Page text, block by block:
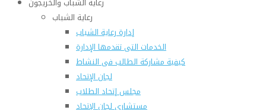
رعاية الشباب
إدارة رعاية الشباب
الخدمات التى تقدمها الإدارة
كيفية مشاركة الطالب فى النشاط
لجان الإتحاد
مجلس إتحاد الطلاب
مستشارى لجان الإتحاد